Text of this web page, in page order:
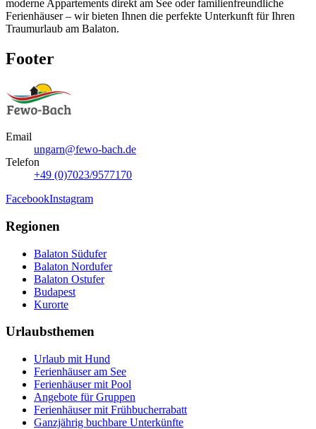
moderne Appartements direkt am See oder familienfreundliche
Ferienhäuser – wir bieten Ihnen die perfekte Unterkunft für Ihren
Traumurlaub am Balaton.
Footer
Email
ungarn@fewo-bach.de
Telefon
+49 (0)7023/9577170
FacebookInstagram
Regionen
Balaton Südufer
Balaton Nordufer
Balaton Ostufer
Budapest
Kurorte
Urlaubsthemen
Urlaub mit Hund
Ferienhäuser am See
Ferienhäuser mit Pool
Angebote für Gruppen
Ferienhäuser mit Frühbucherrabatt
Ganzjährig buchbare Unterkünfte